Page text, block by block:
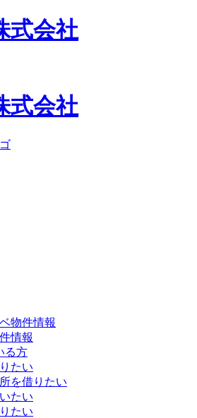
物件情報
情報
る方
たい
を借りたい
たい
たい